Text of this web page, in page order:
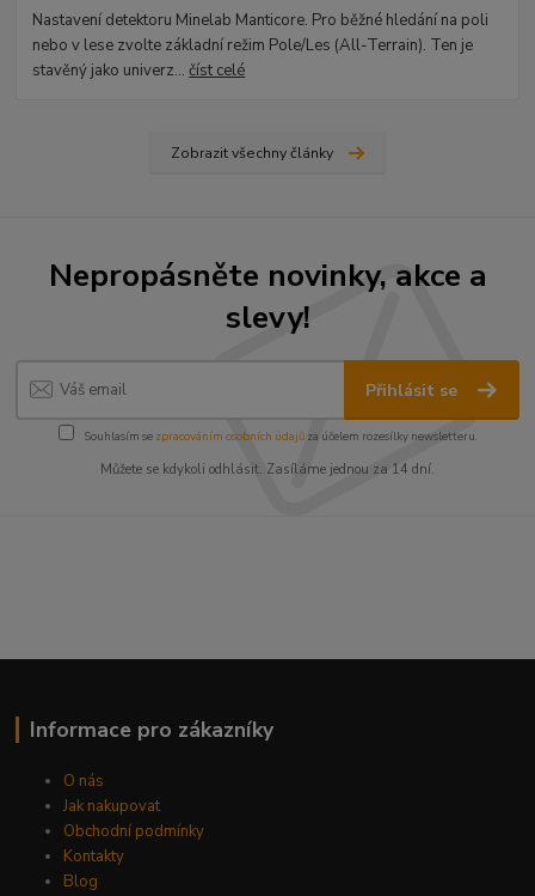
Nastavení detektoru Minelab Manticore. Pro běžné hledání na poli
nebo v lese zvolte základní režim Pole/Les (All-Terrain). Ten je
stavěný jako univerz...číst celé
Zobrazit všechny články
Nepropásněte novinky, akce a
slevy!
Přihlásit se
Souhlasím se zpracováním osobních údajůza účelem rozesílky newsletteru.
Můžete se kdykoli odhlásit. Zasíláme jednou za 14 dní.
Informace pro zákazníky
O nás
Jak nakupovat
Obchodní podmínky
Kontakty
Blog